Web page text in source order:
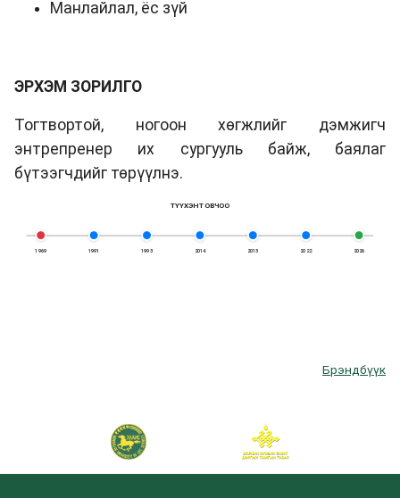
Манлайлал, ёс зүй
ЭРХЭМ ЗОРИЛГО
Тогтвортой, ногоон хөгжлийг дэмжигч
энтрепренер их сургууль байж, баялаг
бүтээгчдийг төрүүлнэ.
ТҮҮХЭН ТОВЧОО
1969 1991 1993 2014 2013 2022 2026
Брэндбүүк